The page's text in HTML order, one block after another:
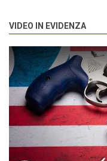
VIDEO IN EVIDENZA